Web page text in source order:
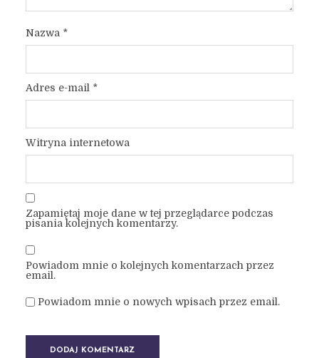
Nazwa *
Adres e-mail *
Witryna internetowa
Zapamiętaj moje dane w tej przeglądarce podczas
pisania kolejnych komentarzy.
Powiadom mnie o kolejnych komentarzach przez
email.
Powiadom mnie o nowych wpisach przez email.